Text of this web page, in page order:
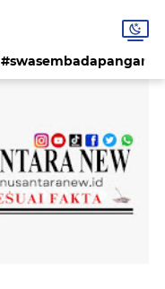
#swasembadapangan